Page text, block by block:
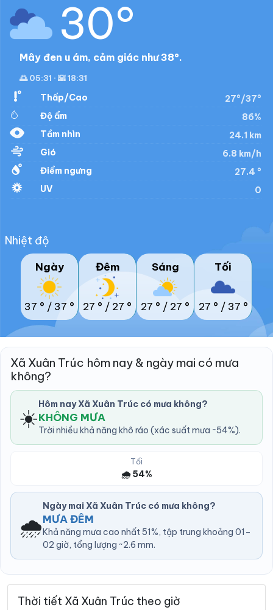
30°
Mây đen u ám, cảm giác như 38°.
🌅 05:31 · 🌇 18:31
Thấp/Cao
27°/37°
Độ ẩm
86%
Tầm nhìn
24.1 km
Gió
6.8 km/h
Điểm ngưng
27.4 °
UV
0
Nhiệt độ
Ngày
37 ° / 37 °
Đêm
27 ° / 27 °
Sáng
27 ° / 27 °
Tối
27 ° / 37 °
Xã Xuân Trúc hôm nay & ngày mai có mưa
không?
☀️ Hôm nay Xã Xuân Trúc có mưa không?
KHÔNG MƯA
Trời nhiều khả năng khô ráo (xác suất mưa ~54%).
Tối
🌧️ 54%
🌧️
Ngày mai Xã Xuân Trúc có mưa không?
MƯA ĐÊM
Khả năng mưa cao nhất 51%, tập trung khoảng 01–
02 giờ, tổng lượng ~2.6 mm.
Thời tiết Xã Xuân Trúc theo giờ